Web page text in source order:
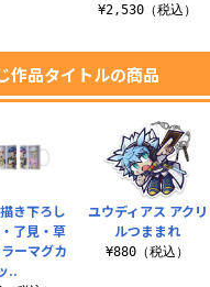
¥2,530（税込）
作品タイトルの商品
き下ろし
了見・草
ーマグカ
..
ユウディアス アクリ
ルつままれ
¥880（税込）